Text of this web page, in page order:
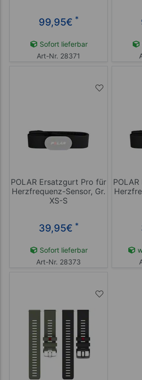
99,95€ *
Sofort lieferbar
Art-Nr. 28371
POLAR Ersatzgurt Pro für
Herzfrequenz-Sensor, Gr.
XS-S
39,95€ *
Sofort lieferbar
Art-Nr. 28373